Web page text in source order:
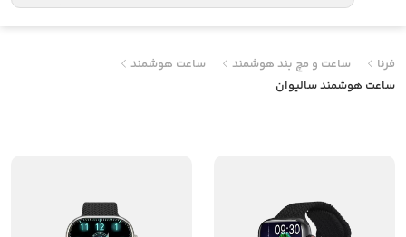
فرنا ساعت و مچ بند هوشمند
ساعت هوشمند
ساعت هوشمند سالیوان